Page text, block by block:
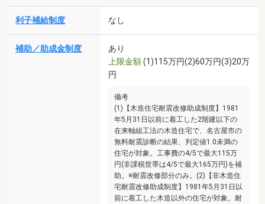
利子補給制度 なし
補助／助成金制度
あり
上限金額(1)115万円(2)60万円(3)20万
円
備考
(1)【木造住宅耐震改修助成制度】1981
年5月31日以前に着工した2階建以下の
在来軸組工法の木造住宅で、名古屋市の
無料耐震診断の結果、判定値1.0未満の
住宅が対象。工事費の4/5で最大115万
円(非課税世帯は4/5で最大165万円)を補
助。※耐震改修部分のみ。(2)【非木造住
宅耐震改修助成制度】1981年5月31日以
前に着工した木造以外の住宅が対象。耐